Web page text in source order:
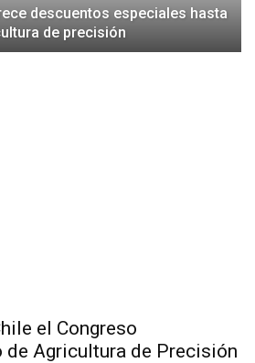
descuentos especiales hasta
de precisión
el Congreso
de Agricultura de Precisión